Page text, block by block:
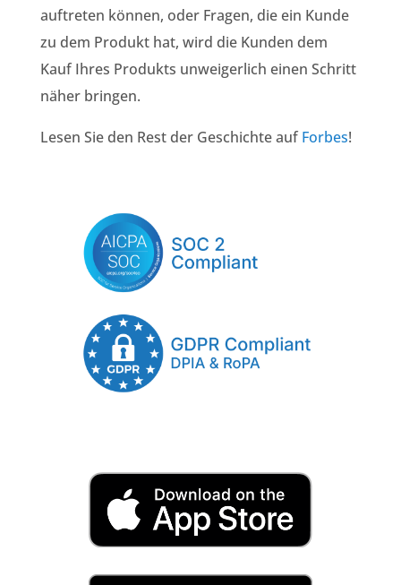
auftreten können, oder Fragen, die ein Kunde
zu dem Produkt hat, wird die Kunden dem
Kauf Ihres Produkts unweigerlich einen Schritt
näher bringen.
Lesen Sie den Rest der Geschichte aufForbes!